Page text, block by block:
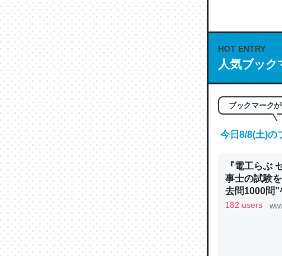
これは良記
の伏線」は
やすく強く
昆虫ってカ
HOT ENTRY
人気ブック
ブックマーク
今日8/8(土)の
『電工らぶ
事士の試験
去問1000問
べるノベル
182 users